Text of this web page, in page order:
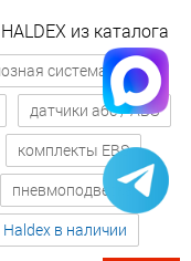
из каталога
система абс
датчики абс / ABS
комплекты EBS
пневмоподвеска
в наличии